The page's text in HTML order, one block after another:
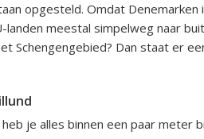
opgesteld. Omdat Denemarken
landen meestal simpelweg naar
Schengengebied? Dan staat er
je alles binnen een paar meter